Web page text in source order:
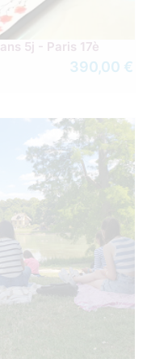
5j - Paris 17è
390,00 €